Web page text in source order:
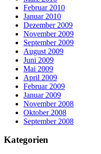
Februar 2010
Januar 2010
Dezember 2009
November 2009
September 2009
August 2009
Juni 2009
Mai 2009
April 2009
Februar 2009
Januar 2009
November 2008
Oktober 2008
September 2008
Kategorien